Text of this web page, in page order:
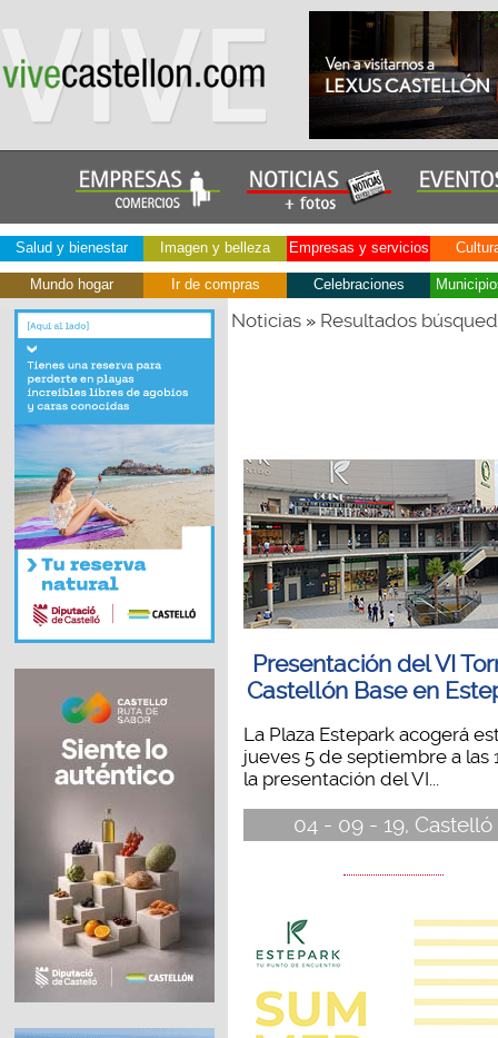
Salud y bienestar Imagen y belleza Empresas y servicios
Mundo hogar Ir de compras Celebraciones
Noticias» Resultados
Presentación del VI
Castellón Base en
La Plaza Estepark acogerá
jueves 5 de septiembre a las
la presentación del VI...
04 - 09 - 19, Castelló